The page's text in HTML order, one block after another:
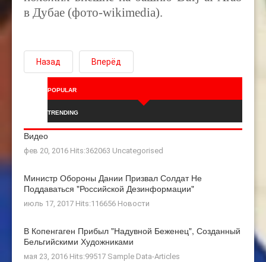
в Дубае (фото-wikimedia).
Назад Вперёд
POPULAR
TRENDING
Видео
фев 20, 2016 Hits:362063 Uncategorised
Министр Обороны Дании Призвал Солдат Не
Поддаваться "российской Дезинформации"
июль 17, 2017 Hits:116656 Новости
В Копенгаген Прибыл "Надувной Беженец", Созданный
Бельгийскими Художниками
мая 23, 2016 Hits:99517 Sample Data-Articles